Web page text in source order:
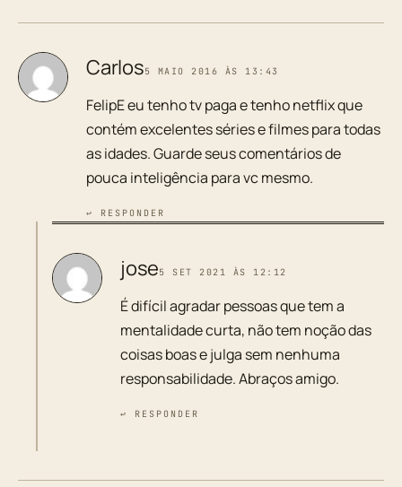
Carlos5 MAIO 2016 ÀS 13:43
FelipE eu tenho tv paga e tenho netflix que
contém excelentes séries e filmes para todas
as idades. Guarde seus comentários de
pouca inteligência para vc mesmo.
↩ RESPONDER
jose5 SET 2021 ÀS 12:12
É difícil agradar pessoas que tem a
mentalidade curta, não tem noção das
coisas boas e julga sem nenhuma
responsabilidade. Abraços amigo.
↩ RESPONDER